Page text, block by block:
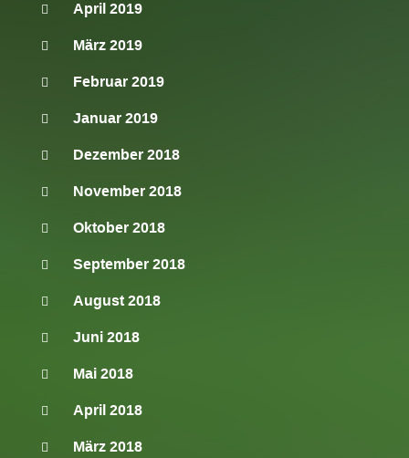
April 2019
März 2019
Februar 2019
Januar 2019
Dezember 2018
November 2018
Oktober 2018
September 2018
August 2018
Juni 2018
Mai 2018
April 2018
März 2018